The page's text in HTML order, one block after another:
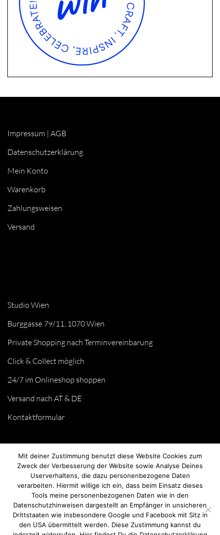
Impressum | AGB
Datenschutzerklärung
Mein Konto
Warenkorb
Zahlungsweisen
Versand
Studio Wien
Burggasse 79/11, 1070 Wien
Private Shopping nach Terminvereinbarung
Click & Collect möglich
24/7 im Onlineshop shoppen
Versand nach AT & DE
Kontaktformular
© we love handmade 2026. All rights reserved.
Mit deiner Zustimmung benutzt diese Website Cookies zum
Zweck der Verbesserung der Website sowie Analyse Deines
Userverhaltens, die dazu personenbezogene Daten
verarbeiten. Hiermit willige ich ein, dass beim Einsatz dieses
Tools meine personenbezogenen Daten wie in den
Datenschutzhinweisen dargestellt an Empfänger in unsicheren
Drittstaaten wie insbesondere Google und Facebook mit Sitz in
den USA übermittelt werden. Diese Zustimmung kannst du